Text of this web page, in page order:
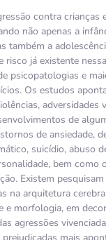
contra crianças
não apenas a
também a
risco já existente
psicopatologias e
Os estudos
adversidades
de
de ansiedade,
suicídio, abuso
bem como
Existem
na arquitetura
e morfologia, em
agressões